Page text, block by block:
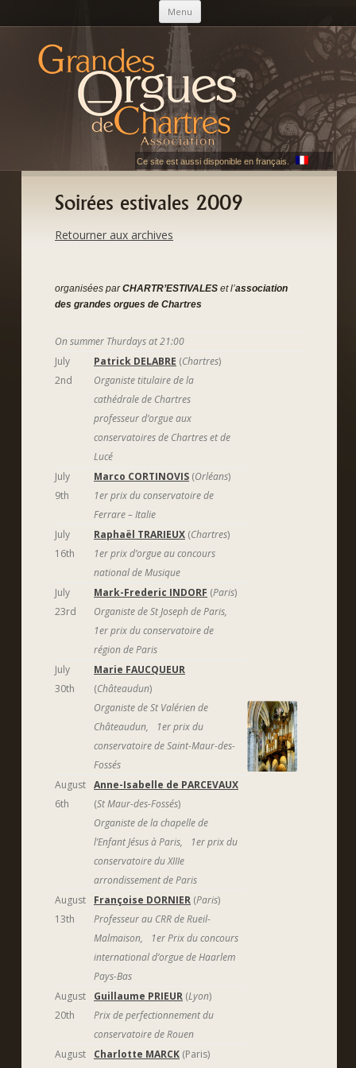
Menu Skip to content
AGOC
Les Grandes Orgues de Chartres
Ce site est aussi disponible en français.
Soirées estivales 2009
Retourner aux archives
organisées parCHARTR’ESTIVALES et l’association
des grandes orgues de Chartres
On summer Thurdays at 21:00
July
2nd
Patrick DELABRE (Chartres)
Organiste titulaire de la
cathédrale de Chartres
professeur d’orgue aux
conservatoires de Chartres et de
Lucé
July
9th
Marco CORTINOVIS (Orléans)
1er prix du conservatoire de
Ferrare – Italie
July
16th
Raphaël TRARIEUX (Chartres)
1er prix d’orgue au concours
national de Musique
July
23rd
Mark-Frederic INDORF (Paris)
Organiste de St Joseph de Paris,
1er prix du conservatoire de
région de Paris
July
30th
Marie FAUCQUEUR
(Châteaudun)
Organiste de St Valérien de
Châteaudun, 1er prix du
conservatoire de Saint-Maur-des-
Fossés
August
6th
Anne-Isabelle de PARCEVAUX
(St Maur-des-Fossés)
Organiste de la chapelle de
l’Enfant Jésus à Paris, 1er prix du
conservatoire du XIIIe
arrondissement de Paris
August
13th
Françoise DORNIER (Paris)
Professeur au CRR de Rueil-
Malmaison, 1er Prix du concours
international d’orgue de Haarlem
Pays-Bas
August
20th
Guillaume PRIEUR (Lyon)
Prix de perfectionnement du
conservatoire de Rouen
August
Charlotte MARCK (Paris)